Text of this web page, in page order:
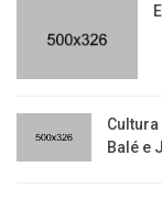
Balé e